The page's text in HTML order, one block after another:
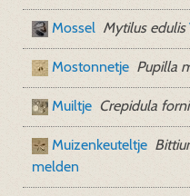
Mossel Mytilus edulis
Mostonnetje Pupilla
Muiltje Crepidula
Muizenkeuteltje
melden